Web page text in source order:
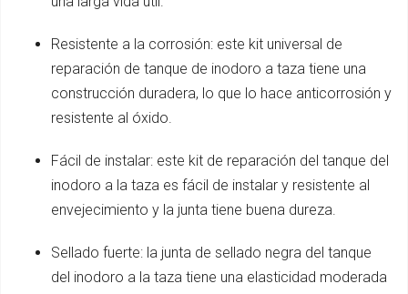
Resistente a la corrosión: este kit universal de
reparación de tanque de inodoro a taza tiene una
construcción duradera, lo que lo hace anticorrosión y
resistente al óxido.
Fácil de instalar: este kit de reparación del tanque del
inodoro a la taza es fácil de instalar y resistente al
envejecimiento y la junta tiene buena dureza.
Sellado fuerte: la junta de sellado negra del tanque
del inodoro a la taza tiene una elasticidad moderada